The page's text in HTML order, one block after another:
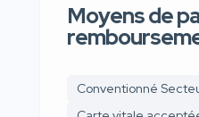
Moyens de
Conventionné